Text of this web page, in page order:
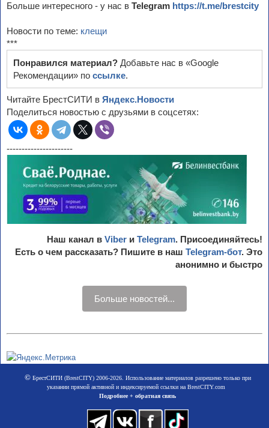
Больше интересного - у нас в Telegram https://t.me/brestcity
Новости по теме: клещи
***
Понравился материал? Добавьте нас в «Google
Рекомендации» по ссылке.
Читайте БрестСИТИ в Яндекс.Новости
Поделиться новостью с друзьями в соцсетях:
----------------------
Наш канал в Viber и Telegram. Присоединяйтесь!
Есть о чем рассказать? Пишите в наш Telegram-бот. Это
анонимно и быстро
Больше новостей...
©БрестСИТИ (BrestCITY) 2006-2026. Использование материалов разрешено только при
указании прямой активной и индексируемой ссылки на BrestCITY.com
Подробнее + обратная связь